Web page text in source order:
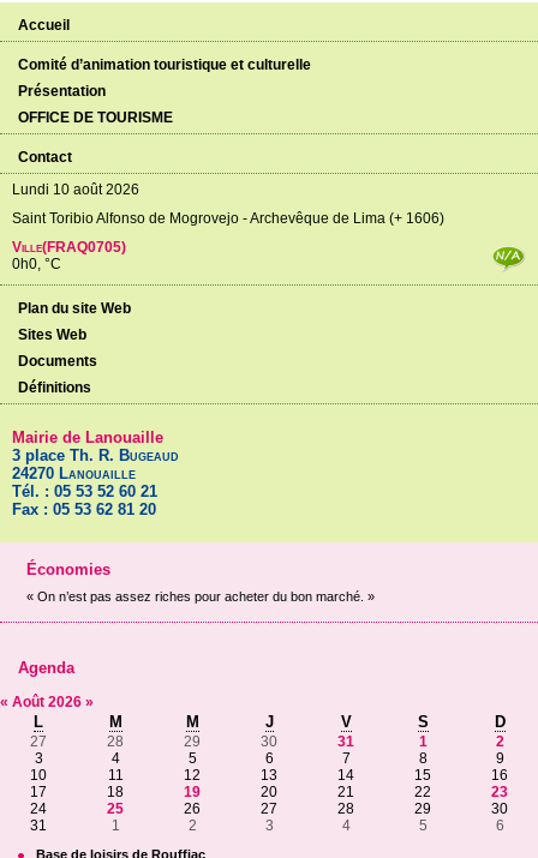
Accueil
Comité d’animation touristique et culturelle
Présentation
OFFICE DE TOURISME
Contact
Lundi 10 août 2026
Saint Toribio Alfonso de Mogrovejo - Archevêque de Lima (+ 1606)
Ville(FRAQ0705)
0h0, °C
Plan du site Web
Sites Web
Documents
Définitions
Mairie de Lanouaille
3 place Th. R. Bugeaud
24270 Lanouaille
Tél. : 05 53 52 60 21
Fax : 05 53 62 81 20
Économies
« On n’est pas assez riches pour acheter du bon marché. »
Agenda
« Août 2026 »
L M M J V S D
27 28 29 30 31 1
2
3
4 5 6 7 8
9
10
11 12 13 14 15
16
17
18 19 20 21 22
23
24
25 26 27 28 29
30
31
1 2 3 4 5 6
Base de loisirs de Rouffiac